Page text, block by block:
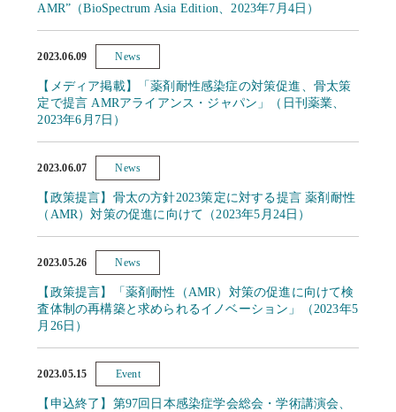
AMR”（BioSpectrum Asia Edition、2023年7月4日）
2023.06.09 News
【メディア掲載】「薬剤耐性感染症の対策促進、骨太策
定で提言 AMRアライアンス・ジャパン」（日刊薬業、
2023年6月7日）
2023.06.07 News
【政策提言】骨太の方針2023策定に対する提言 薬剤耐性
（AMR）対策の促進に向けて（2023年5月24日）
2023.05.26 News
【政策提言】「薬剤耐性（AMR）対策の促進に向けて検
査体制の再構築と求められるイノベーション」（2023年5
月26日）
2023.05.15 Event
【申込終了】第97回日本感染症学会総会・学術講演会、